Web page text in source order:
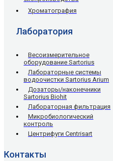
Хроматография
Лаборатория
Весоизмерительное
оборудование Sartorius
Лабораторные системы
водоочистки Sartorius Arium
Дозаторы/наконечники
Sartorius Biohit
Лабораторная фильтрация
Микробиологический
контроль
Центрифуги Centrisart
Контакты